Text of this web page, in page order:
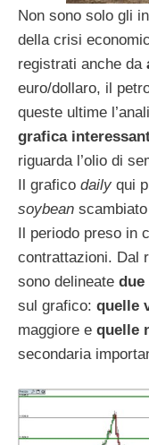
Non sono solo gli
della crisi
registrati anche da
euro/dollaro, il
queste ultime
grafica
riguarda l’olio di
Il grafico daily qui
soybean
Il periodo preso in
contrattazioni. Dal
sono delineate due
sul grafico: quelle
maggiore e quelle
secondaria